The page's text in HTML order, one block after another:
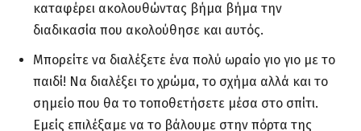
καταφέρει ακολουθώντας βήμα βήμα την
διαδικασία που ακολούθησε και αυτός.
Μπορείτε να διαλέξετε ένα πολύ ωραίο γιο γιο με το
παιδί! Να διαλέξει το χρώμα, το σχήμα αλλά και το
σημείο που θα το τοποθετήσετε μέσα στο σπίτι.
Εμείς επιλέξαμε να το βάλουμε στην πόρτα της